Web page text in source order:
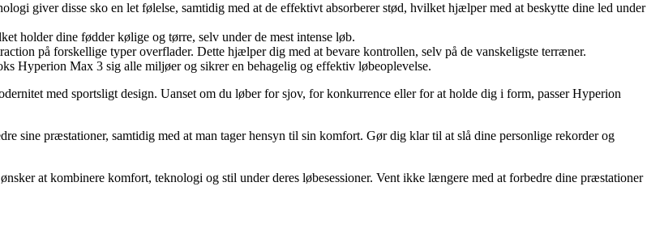
giver disse sko en let følelse, samtidig med at de effektivt absorberer stød, hvilket hjælper med at beskytte dine led under
holder dine fødder kølige og tørre, selv under de mest intense løb.
på forskellige typer overflader. Dette hjælper dig med at bevare kontrollen, selv på de vanskeligste terræner.
Hyperion Max 3 sig alle miljøer og sikrer en behagelig og effektiv løbeoplevelse.
med sportsligt design. Uanset om du løber for sjov, for konkurrence eller for at holde dig i form, passer Hyperion
sine præstationer, samtidig med at man tager hensyn til sin komfort. Gør dig klar til at slå dine personlige rekorder og
at kombinere komfort, teknologi og stil under deres løbesessioner. Vent ikke længere med at forbedre dine præstationer